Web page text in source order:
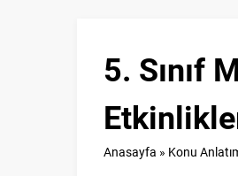
5. Sınıf
Anasayfa » Konu